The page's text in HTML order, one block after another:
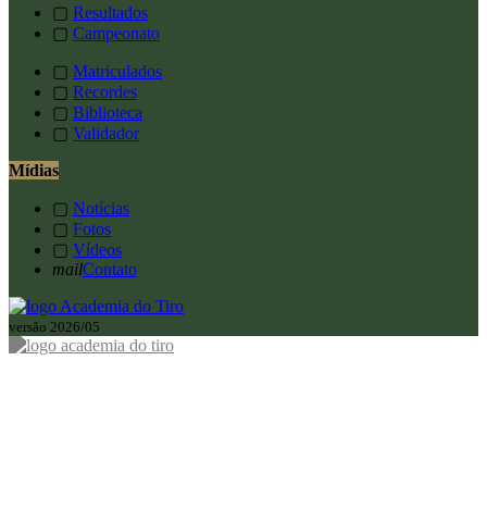
▢ Resultados
▢ Campeonato
▢ Matriculados
▢ Recordes
▢ Biblioteca
▢ Validador
Mídias
▢ Notícias
▢ Fotos
▢ Vídeos
mailContato
versão 2026/05